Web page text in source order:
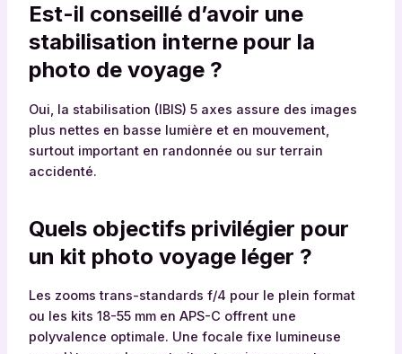
Est-il conseillé d’avoir une
stabilisation interne pour la
photo de voyage ?
Oui, la stabilisation (IBIS) 5 axes assure des images
plus nettes en basse lumière et en mouvement,
surtout important en randonnée ou sur terrain
accidenté.
Quels objectifs privilégier pour
un kit photo voyage léger ?
Les zooms trans-standards f/4 pour le plein format
ou les kits 18-55 mm en APS-C offrent une
polyvalence optimale. Une focale fixe lumineuse